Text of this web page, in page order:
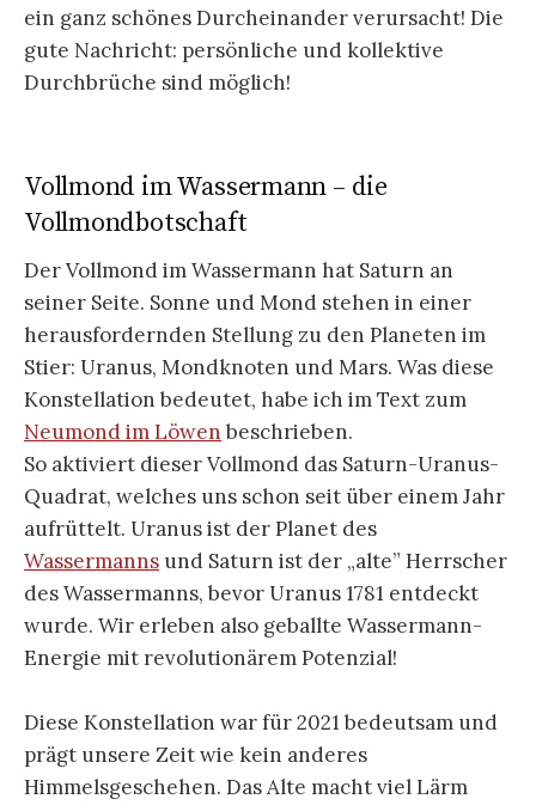
ein ganz schönes Durcheinander verursacht! Die
gute Nachricht: persönliche und kollektive
Durchbrüche sind möglich!
Vollmond im Wassermann – die
Vollmondbotschaft
Der Vollmond im Wassermann hat Saturn an
seiner Seite. Sonne und Mond stehen in einer
herausfordernden Stellung zu den Planeten im
Stier: Uranus, Mondknoten und Mars. Was diese
Konstellation bedeutet, habe ich im Text zum
Neumond im Löwen beschrieben.
So aktiviert dieser Vollmond das Saturn-Uranus-
Quadrat, welches uns schon seit über einem Jahr
aufrüttelt. Uranus ist der Planet des
Wassermanns und Saturn ist der „alte” Herrscher
des Wassermanns, bevor Uranus 1781 entdeckt
wurde. Wir erleben also geballte Wassermann-
Energie mit revolutionärem Potenzial!
Diese Konstellation war für 2021 bedeutsam und
prägt unsere Zeit wie kein anderes
Himmelsgeschehen. Das Alte macht viel Lärm